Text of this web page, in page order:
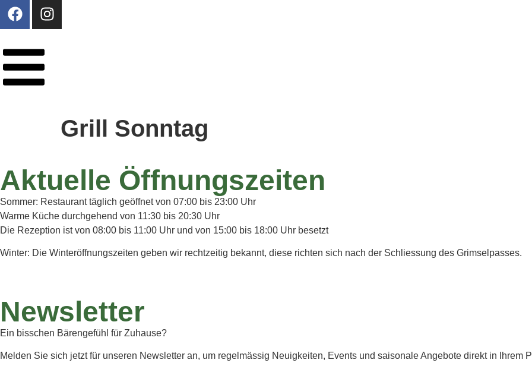
Grill Sonntag
Aktuelle Öffnungszeiten
Sommer: Restaurant täglich geöffnet von 07:00 bis 23:00 Uhr
Warme Küche durchgehend von 11:30 bis 20:30 Uhr
Die Rezeption ist von 08:00 bis 11:00 Uhr und von 15:00 bis 18:00 Uhr besetzt
Winter: Die Winteröffnungszeiten geben wir rechtzeitig bekannt, diese richten sich nach der Schliessung des Grimselpasses.
Newsletter
Ein bisschen Bärengefühl für Zuhause?
Melden Sie sich jetzt für unseren Newsletter an, um regelmässig Neuigkeiten, Events und saisonale Angebote direkt in Ihrem